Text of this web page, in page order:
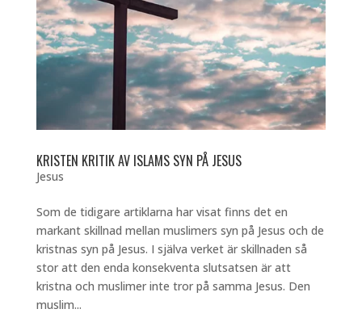
KRISTEN KRITIK AV ISLAMS SYN PÅ JESUS
Jesus
Som de tidigare artiklarna har visat finns det en
markant skillnad mellan muslimers syn på Jesus och de
kristnas syn på Jesus. I själva verket är skillnaden så
stor att den enda konsekventa slutsatsen är att
kristna och muslimer inte tror på samma Jesus. Den
muslim...